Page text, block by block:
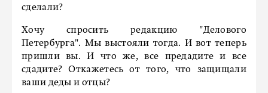
сделали?
Хочу спросить редакцию "Делового
Петербурга". Мы выстояли тогда. И вот теперь
пришли вы. И что же, все предадите и все
сдадите? Откажетесь от того, что защищали
ваши деды и отцы?